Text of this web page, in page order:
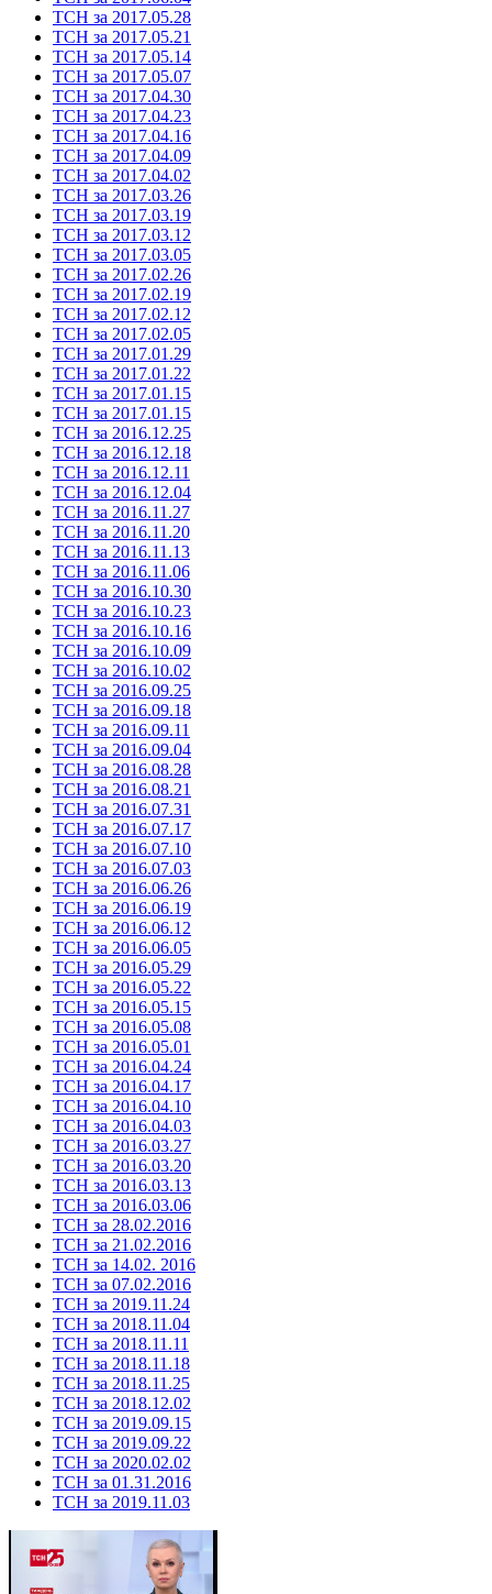
ТСН за 2017.05.28
ТСН за 2017.05.21
ТСН за 2017.05.14
ТСН за 2017.05.07
ТСН за 2017.04.30
ТСН за 2017.04.23
ТСН за 2017.04.16
ТСН за 2017.04.09
ТСН за 2017.04.02
ТСН за 2017.03.26
ТСН за 2017.03.19
ТСН за 2017.03.12
ТСН за 2017.03.05
ТСН за 2017.02.26
ТСН за 2017.02.19
ТСН за 2017.02.12
ТСН за 2017.02.05
ТСН за 2017.01.29
ТСН за 2017.01.22
ТСН за 2017.01.15
ТСН за 2017.01.15
ТСН за 2016.12.25
ТСН за 2016.12.18
ТСН за 2016.12.11
ТСН за 2016.12.04
ТСН за 2016.11.27
ТСН за 2016.11.20
ТСН за 2016.11.13
ТСН за 2016.11.06
ТСН за 2016.10.30
ТСН за 2016.10.23
ТСН за 2016.10.16
ТСН за 2016.10.09
ТСН за 2016.10.02
ТСН за 2016.09.25
ТСН за 2016.09.18
ТСН за 2016.09.11
ТСН за 2016.09.04
ТСН за 2016.08.28
ТСН за 2016.08.21
ТСН за 2016.07.31
ТСН за 2016.07.17
ТСН за 2016.07.10
ТСН за 2016.07.03
ТСН за 2016.06.26
ТСН за 2016.06.19
ТСН за 2016.06.12
ТСН за 2016.06.05
ТСН за 2016.05.29
ТСН за 2016.05.22
ТСН за 2016.05.15
ТСН за 2016.05.08
ТСН за 2016.05.01
ТСН за 2016.04.24
ТСН за 2016.04.17
ТСН за 2016.04.10
ТСН за 2016.04.03
ТСН за 2016.03.27
ТСН за 2016.03.20
ТСН за 2016.03.13
ТСН за 2016.03.06
ТСН за 28.02.2016
ТСН за 21.02.2016
ТСН за 14.02. 2016
ТСН за 07.02.2016
ТСН за 2019.11.24
ТСН за 2018.11.04
ТСН за 2018.11.11
ТСН за 2018.11.18
ТСН за 2018.11.25
ТСН за 2018.12.02
ТСН за 2019.09.15
ТСН за 2019.09.22
ТСН за 2020.02.02
ТСН за 01.31.2016
ТСН за 2019.11.03